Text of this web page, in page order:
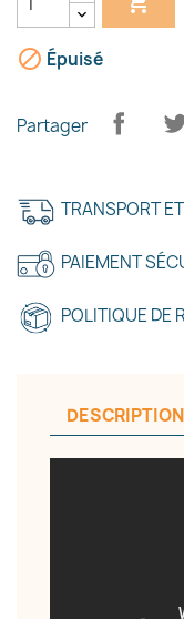
 Épuisé
Partager
TRANSPORT
PAIEMENT
POLITIQUE DE
DESCRIPTION